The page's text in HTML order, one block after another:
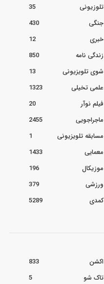
تلوزیونی
35
جنگی
430
خبری
12
زندگی نامه
850
شوی تلویزیونی
13
علمی تخیلی
1323
فیلم نوآر
20
ماجراجویی
2455
مسابقه تلویزیونی
1
معمایی
1433
موزیکال
196
ورزشی
379
کمدی
5289
اکشن
833
تاک شو
5